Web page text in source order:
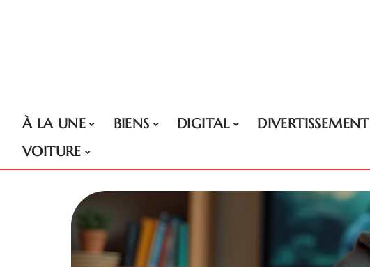
À LA UNE BIENS DIGITAL DIVERTISSEMENT
VOITURE